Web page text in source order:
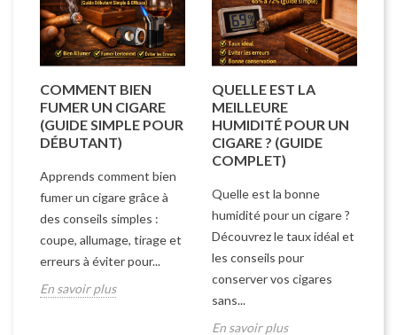
COMMENT BIEN
FUMER UN CIGARE
(GUIDE SIMPLE POUR
DÉBUTANT)
Apprends comment bien
fumer un cigare grâce à
des conseils simples :
coupe, allumage, tirage et
erreurs à éviter pour...
En savoir plus
QUELLE EST LA
MEILLEURE
HUMIDITÉ POUR UN
CIGARE ? (GUIDE
COMPLET)
Quelle est la bonne
humidité pour un cigare ?
Découvrez le taux idéal et
les conseils pour
conserver vos cigares
sans...
En savoir plus